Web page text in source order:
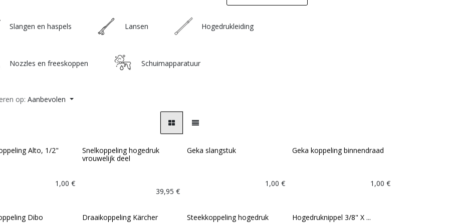
Slangen en haspels Lansen Hogedrukleiding
Nozzles en freeskoppen Schuimapparatuur
op: Aanbevolen
Alto, 1/2"
1,00 €
Snelkoppeling hogedruk
vrouwelijk deel
39,95 €
Geka slangstuk
1,00 €
Geka koppeling binnendraad
1,00 €
Dibo Draaikoppeling Kärcher Steekkoppeling hogedruk Hogedruknippel 3/8" X ...